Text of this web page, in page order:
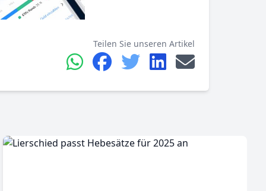
Teilen Sie unseren Artikel